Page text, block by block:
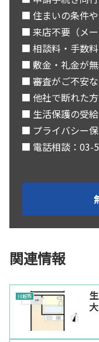
■ 住まいの条件
■ 来店不要（メー
■ 相談料・手数
■ 敷金・礼金が
■ 審査がご不安
■ 他社で断れた
■ 生活保護の受
■ プライバシー
■ 電話相談：03-
関連情報
川越市